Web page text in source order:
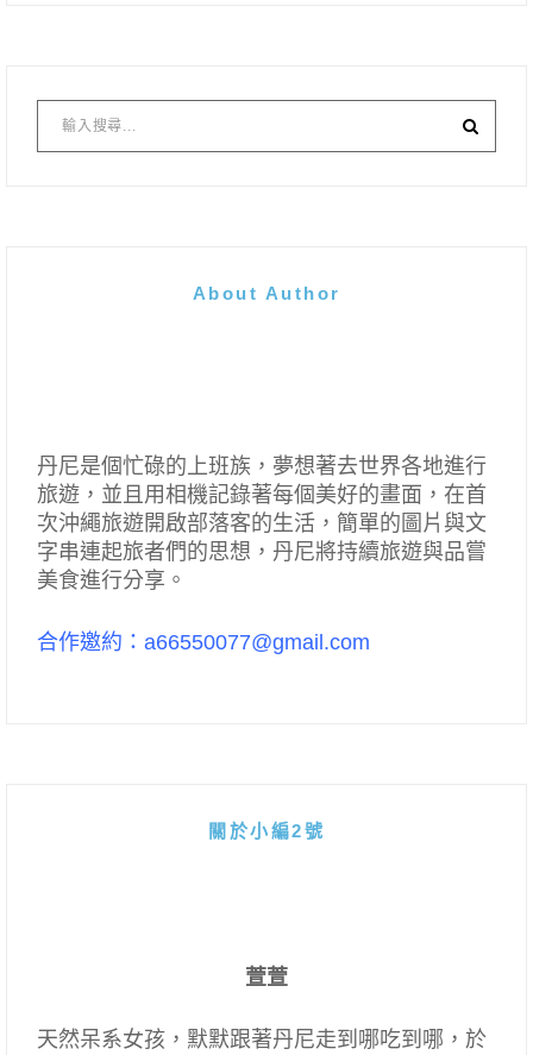
About Author
丹尼是個忙碌的上班族，夢想著去世界各地進行
旅遊，並且用相機記錄著每個美好的畫面，在首
次沖繩旅遊開啟部落客的生活，簡單的圖片與文
字串連起旅者們的思想，丹尼將持續旅遊與品嘗
美食進行分享。
合作邀約：a66550077@gmail.com
關於小編2號
萱萱
天然呆系女孩，默默跟著丹尼走到哪吃到哪，於